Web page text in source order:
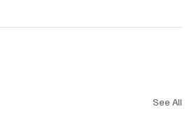
See All